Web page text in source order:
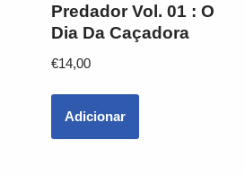
Predador Vol. 01 : O
Dia Da Caçadora
€14,00
Adicionar